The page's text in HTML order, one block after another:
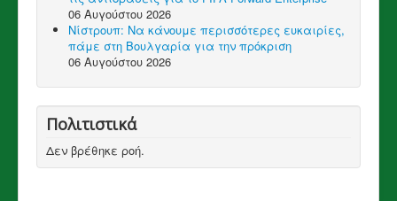
06 Αυγούστου 2026
Νίστρουπ: Να κάνουμε περισσότερες ευκαιρίες,
πάμε στη Βουλγαρία για την πρόκριση
06 Αυγούστου 2026
Πολιτιστικά
Δεν βρέθηκε ροή.